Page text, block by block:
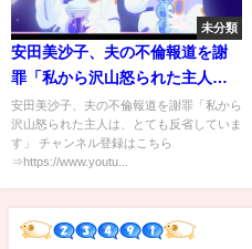
未分類
安田美沙子、夫の不倫報道を謝
罪「私から沢山怒られた主人
は、」
安田美沙子、夫の不倫報道を謝罪「私から
沢山怒られた主人は、とても反省していま
す」 チャンネル登録はこちら
⇒https://www.youtu...